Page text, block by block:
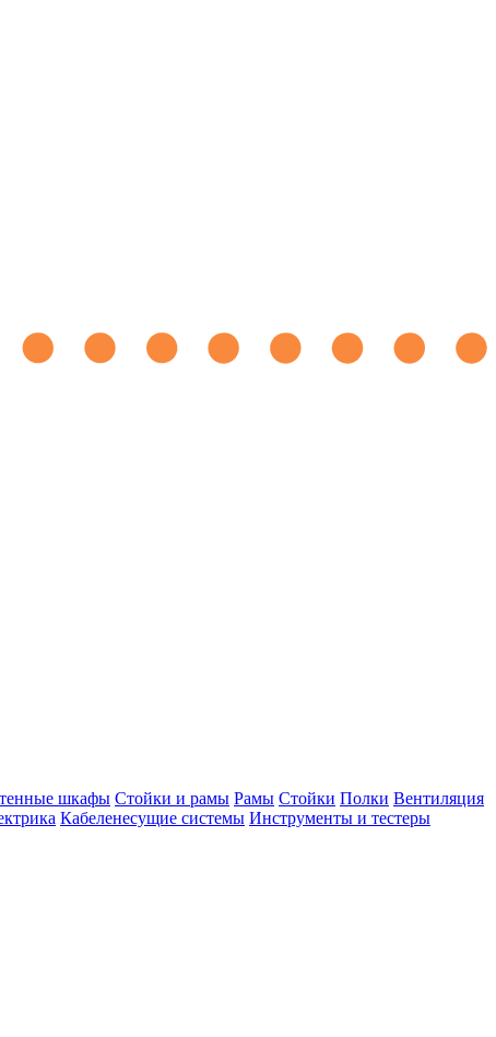
шкафы Стойки и рамы Рамы Стойки Полки Вентиляция
Кабеленесущие системы Инструменты и тестеры